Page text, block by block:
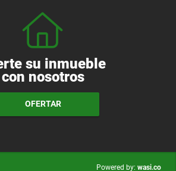
su inmueble
con nosotros
OFERTAR
Powered by: wasi.co